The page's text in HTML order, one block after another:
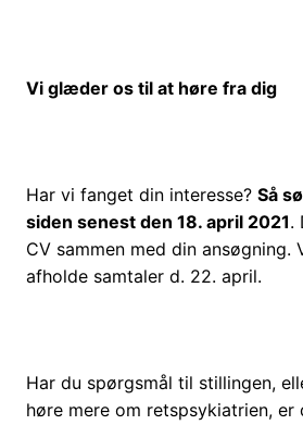
Vi glæder os til at høre fra dig
Har vi fanget din interesse? Så
siden senest den 18. april 2021.
CV sammen med din ansøgning.
afholde samtaler d. 22. april.
Har du spørgsmål til stillingen,
høre mere om retspsykiatrien, er